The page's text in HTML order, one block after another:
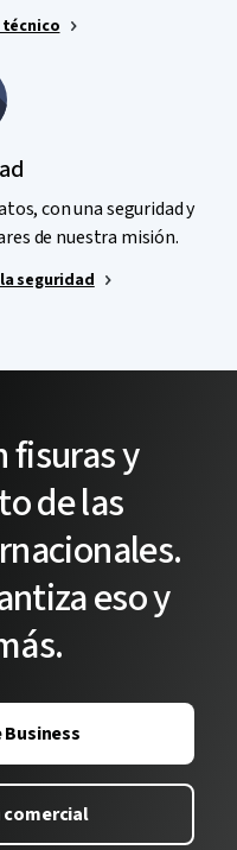
con una seguridad y
de nuestra misión.
seguridad
fisuras y
de las
eso y
comercial